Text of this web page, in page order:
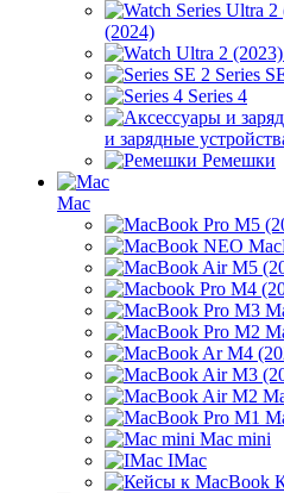
(2024)
Series
Series 4
и зарядные
Ремешки
Mac
Mac mini
IMac